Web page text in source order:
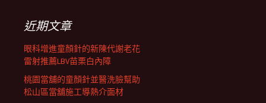
列近期文章
眼科增進童顏針的新陳代謝老花
雷射推薦LBV苗栗白內障
桃園當舖的童顏針並醫洗臉幫助
松山區當舖施工導熱介面材